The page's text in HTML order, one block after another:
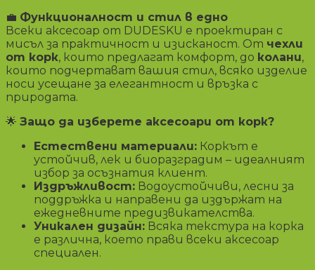
💼 Функционалност и стил в едно
Всеки аксесоар от DUDESKU е проектиран с
мисъл за практичност и изисканост. От чехли
от корк, които предлагат комфорт, до колани,
които подчертават вашия стил, всяко изделие
носи усещане за елегантност и връзка с
природата.
🌟 Защо да изберете аксесоари от корк?
Естествени материали: Коркът е
устойчив, лек и биоразградим – идеалният
избор за осъзнатия клиент.
Издръжливост: Водоустойчиви, лесни за
поддръжка и направени да издържат на
ежедневните предизвикателства.
Уникален дизайн: Всяка текстура на корка
е различна, което прави всеки аксесоар
специален.